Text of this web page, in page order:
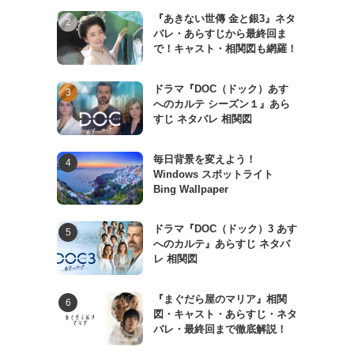
『あきない世傳 金と銀3』ネタ
バレ・あらすじから最終回ま
で！キャスト・相関図も網羅！
ドラマ『DOC（ドック）あす
へのカルテ シーズン１』あら
すじ ネタバレ 相関図
毎日背景を変えよう！
Windows スポットライト
Bing Wallpaper
ドラマ『DOC（ドック）3 あす
へのカルテ』あらすじ ネタバ
レ 相関図
『まぐだら屋のマリア』相関
図・キャスト・あらすじ・ネタ
バレ・最終回まで徹底解説！